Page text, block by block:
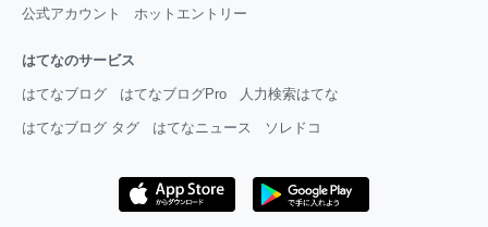
公式アカウント ホットエントリー
はてなのサービス
はてなブログ はてなブログPro 人力検索はてな
はてなブログ タグ はてなニュース ソレドコ